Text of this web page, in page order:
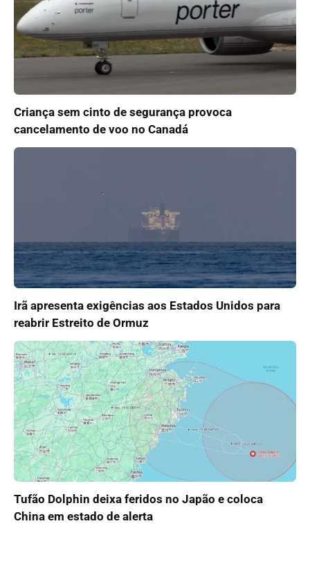
Criança sem cinto de segurança provoca
cancelamento de voo no Canadá
Irã apresenta exigências aos Estados Unidos para
reabrir Estreito de Ormuz
Tufão Dolphin deixa feridos no Japão e coloca
China em estado de alerta